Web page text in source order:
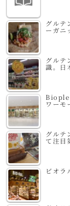
グル
ーガニ
グルテ
識。日
Biople
ワーモ
グルテ
て注目
ビオ